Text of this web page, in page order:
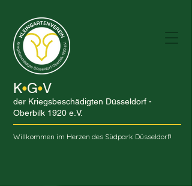
K•G•V
der Kriegsbeschädigten Düsseldorf -
Oberbilk 1920 e.V.
Willkommen im Herzen des Südpark Düsseldorf!